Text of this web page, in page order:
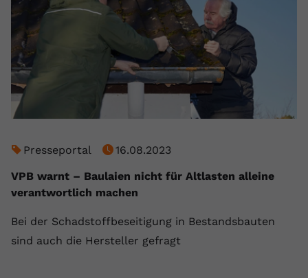
Presseportal
16.08.2023
VPB warnt – Baulaien nicht für Altlasten alleine
verantwortlich machen
Bei der Schadstoffbeseitigung in Bestandsbauten
sind auch die Hersteller gefragt